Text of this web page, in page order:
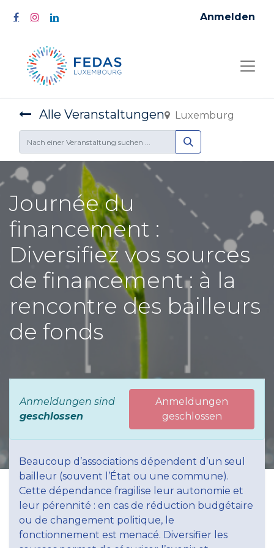
Anmelden
Alle Veranstaltungen Luxemburg
Journée du
financement :
Diversifiez vos sources
de financement : à la
rencontre des bailleurs
de fonds
Anmeldungen sind
geschlossen
Anmeldungen
geschlossen
Beaucoup d’associations dépendent d’un seul
bailleur (souvent l’État ou une commune).
Cette dépendance fragilise leur autonomie et
leur pérennité : en cas de réduction budgétaire
ou de changement politique, le
fonctionnement est menacé. Diversifier les